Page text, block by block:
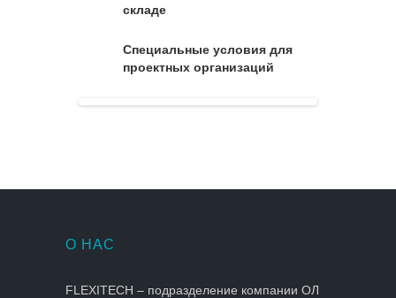
складе
Специальные условия для
проектных организаций
О НАС
FLEXITECH – подразделение компании ОЛ